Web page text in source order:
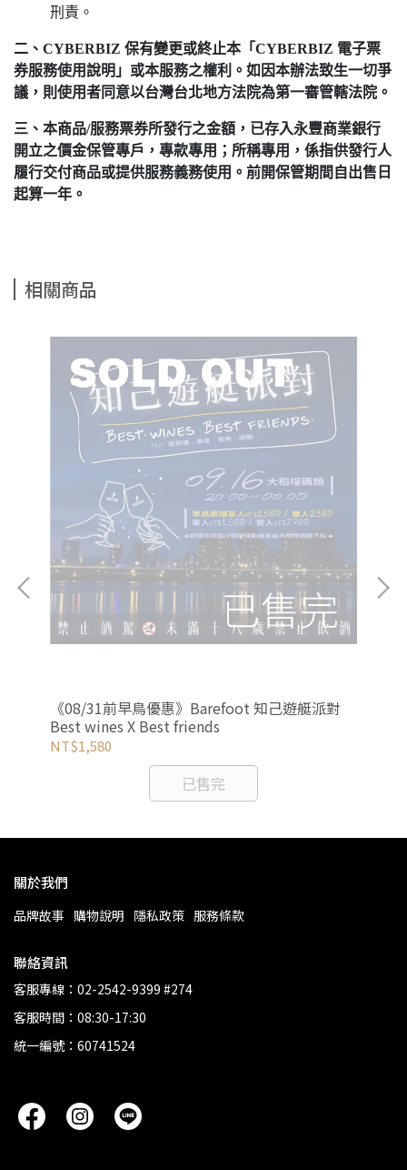
刑責。
二、CYBERBIZ 保有變更或終止本「CYBERBIZ 電子票
券服務使用說明」或本服務之權利。如因本辦法致生一切爭
議，則使用者同意以台灣台北地方法院為第一審管轄法院。
三、本商品/服務票券所發行之金額，已存入永豐商業銀行
開立之價金保管專戶，專款專用；所稱專用，係指供發行人
履行交付商品或提供服務義務使用。前開保管期間自出售日
起算一年。
相關商品
《08/31前早鳥優惠》Barefoot 知己遊艇派對
Best wines X Best friends
NT$1,580
已售完
關於我們
品牌故事 購物說明 隱私政策 服務條款
聯絡資訊
客服專線：02-2542-9399 #274
客服時間：08:30-17:30
統一編號：60741524